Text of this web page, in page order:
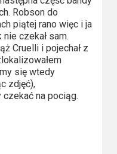
Robson do
piątej rano więc i ja
nie czekał sam.
Cruelli i pojechał z
się wtedy
zdjęć),
na pociąg.